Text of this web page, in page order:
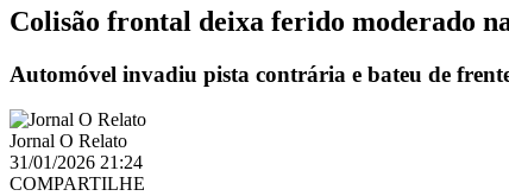
Colisão frontal deixa ferido moderado
Automóvel invadiu pista contrária e bateu de
Jornal O Relato
31/01/2026 21:24
COMPARTILHE